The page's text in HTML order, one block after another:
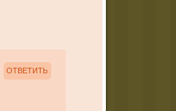
ОТВЕТИТЬ